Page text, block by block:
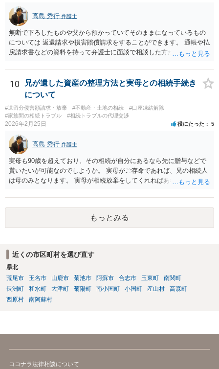
しているとは言え、自分の子と私の連れ子、全て平等にしたいと希
望。もちろん私もそうできればと思います。 ・・・婚姻前の契約 あ
るいは 遺言書などで その意思を実現する方法はあります。 弁護
士に相談してみてください。
高島 秀行 弁護士
無断で下ろしたものや父から預かっていてそのままになっているもの
については 返還請求や損害賠償請求をすることができます。 通帳や払
戻請求書などの資料を持って弁護士に面談で相談した方がよいと思い
10
兄が遺した資産の整理方法と実母との相続手続き
について
#遺留分侵害額請求・放棄 #不動産・土地の相続
#口座凍結解除
#家族間の相続トラブル
#相続トラブルの代理交渉
2026年2月25日 役にたった 5
高島 秀行 弁護士
実母も90歳を超えており、その相続が自分にあるなら先に贈与などで
貰いたいが可能なのでしようか。 実母がご存命であれば、兄の相続人
は母のみとなります。 実母が相続放棄をしてくれればあなた方兄弟及
ないと思います。
もっとみる
近くの市区町村を選び直す
県北
荒尾市
玉名市 山鹿市 菊池市 阿蘇市 合志市 玉東町
南関町
長洲町
和水町 大津町 菊陽町 南小国町 小国町 産山村
高森町
西原村
南阿蘇村
ココナラ法律相談について